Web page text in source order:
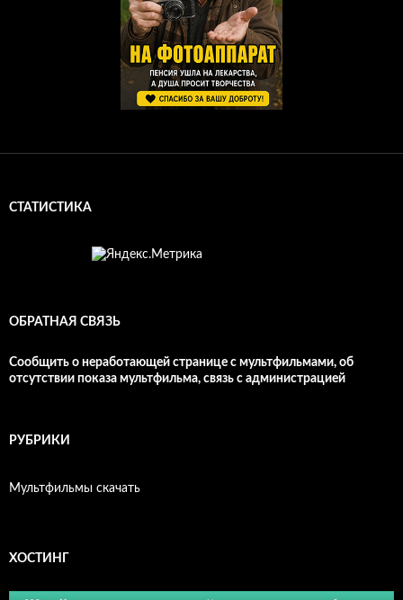
СТАТИСТИКА
ОБРАТНАЯ СВЯЗЬ
Сообщить о неработающей странице с мультфильмами, об
отсутствии показа мультфильма, связь с администрацией
РУБРИКИ
Мультфильмы скачать
ХОСТИНГ